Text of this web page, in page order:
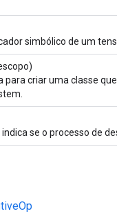
simbólico de um
para criar uma classe
se o processo de